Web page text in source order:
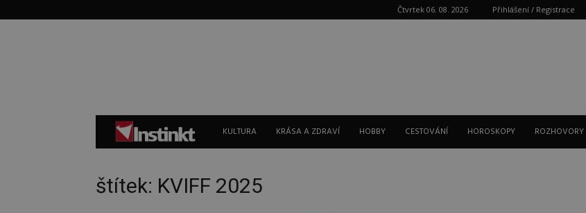
Čtvrtek 06. 08. 2026 Přihlášení / Registrace
Instinkt
KULTURA KRÁSA A ZDRAVÍ HOBBY CESTOVÁNÍ HOROSKOPY ROZHOVORY
štítek: KVIFF 2025